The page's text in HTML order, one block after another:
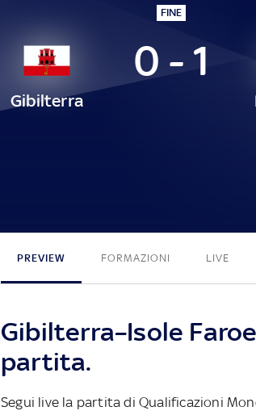
FINE
Gibilterra
0 - 1
PREVIEW FORMAZIONI LIVE
Gibilterra–Isole
partita.
Segui live la partita di Qualificazioni